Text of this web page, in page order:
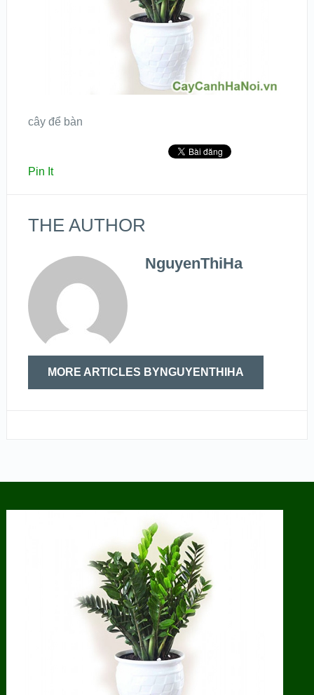
cây để bàn
Pin It
THE AUTHOR
NguyenThiHa
MORE ARTICLES BYNGUYENTHIHA